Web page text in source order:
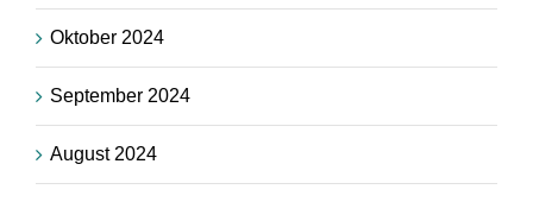
Oktober 2024
September 2024
August 2024